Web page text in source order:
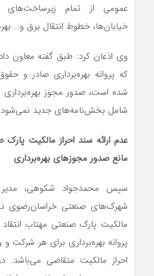
عمومی از تمام
خیابان‌ها، خطوط انتقال برق و…
وی اذعان کرد: طبق گفته معاون
که پروانه بهره‌برداری صادر و
شده است، صدور مجوز
شامل بخش‌نامه‌های جدید
عدم ارائه سند احراز مالکیت
مانع صدور مجوزهای بهره‌برداری
سپس محمدجواد شکوهی،
شهرک‌های صنعتی خراسان‌رضوی
مالکیت پارک صنعتی مهتاب
پروانه بهره‌برداری برای هر شرکت
احراز مالکیت متقاضی می‌باشد.